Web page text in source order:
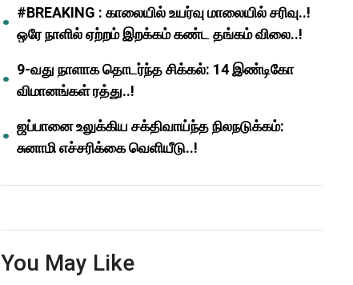
#BREAKING : காலையில் உயர்வு மாலையில் சரிவு..!
ஒரே நாளில் ஏற்றம் இறக்கம் கண்ட தங்கம் விலை..!
9-வது நாளாக தொடர்ந்த சிக்கல்: 14 இண்டிகோ
விமானங்கள் ரத்து..!
ஜப்பானை உலுக்கிய சக்திவாய்ந்த நிலநடுக்கம்:
சுனாமி எச்சரிக்கை வெளியீடு..!
You May Like